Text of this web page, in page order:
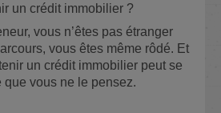
un crédit immobilier ?
vous n’êtes pas étranger
vous êtes même rôdé. Et
un crédit immobilier peut se
vous ne le pensez.